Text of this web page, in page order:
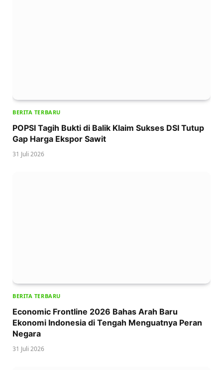
BERITA TERBARU
POPSI Tagih Bukti di Balik Klaim Sukses DSI Tutup
Gap Harga Ekspor Sawit
31 Juli 2026
BERITA TERBARU
Economic Frontline 2026 Bahas Arah Baru
Ekonomi Indonesia di Tengah Menguatnya Peran
Negara
31 Juli 2026